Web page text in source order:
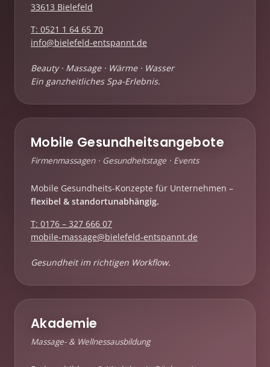
33613 Bielefeld
T: 0521 1 64 65 70
info@bielefeld-entspannt.de
Beauty · Massage · Wärme · Wasser
Ein ganzheitliches Spa-Erlebnis.
Mobile Gesundheitsangebote
Firmenmassagen · Gesundheitstage · Events
Mobile Gesundheits-Konzepte für Unternehmen –
flexibel & standortunabhängig.
T: 0176 – 327 666 07
mobile-massage@bielefeld-entspannt.de
Gesundheit im richtigen Workflow.
Akademie
Massage- & Wellnessausbildung